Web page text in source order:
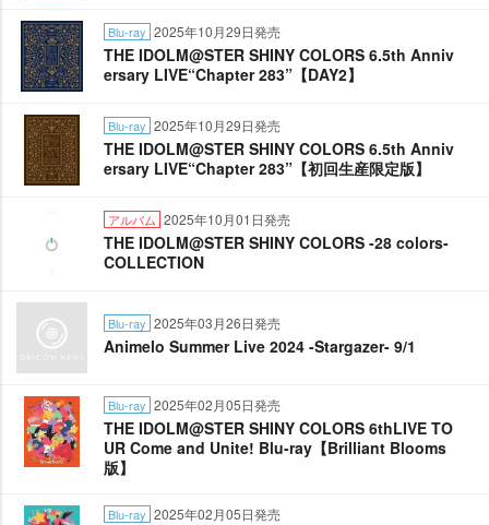
Blu-ray 2025年10月29日発売
THE IDOLM@STER SHINY COLORS 6.5th Anniv
ersary LIVE“Chapter 283”【DAY2】
Blu-ray 2025年10月29日発売
THE IDOLM@STER SHINY COLORS 6.5th Anniv
ersary LIVE“Chapter 283”【初回生産限定版】
アルバム 2025年10月01日発売
THE IDOLM@STER SHINY COLORS -28 colors-
COLLECTION
Blu-ray 2025年03月26日発売
Animelo Summer Live 2024 -Stargazer- 9/1
Blu-ray 2025年02月05日発売
THE IDOLM@STER SHINY COLORS 6thLIVE TO
UR Come and Unite! Blu-ray【Brilliant Blooms
版】
Blu-ray 2025年02月05日発売